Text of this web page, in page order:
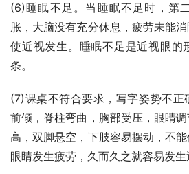
(6)睡眠不足。当睡眠不足时，第
胀，大脑没有充分休息，疲劳未能
使近视发生。睡眠不足是近视眼的
条。
(7)课桌不符合要求，写字姿势不正
前倾，脊柱弯曲，胸部受压，眼睛
高，双脚悬空，下肢容易摆动，不
眼睛发生疲劳，久而久之就容易发生